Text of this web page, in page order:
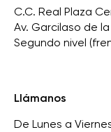
C.C. Real Plaza
Av. Garcilaso de
Segundo nivel
Llámanos
De Lunes a